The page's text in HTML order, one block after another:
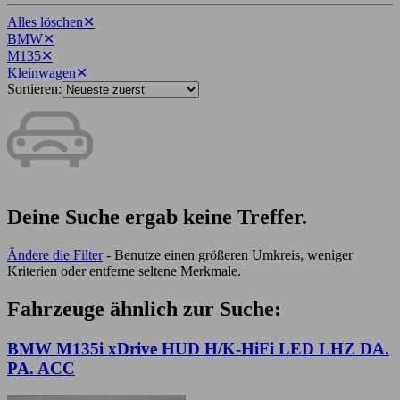
Alles löschen✕
BMW✕
M135✕
Kleinwagen✕
Sortieren:
Deine Suche ergab keine Treffer.
Ändere die Filter- Benutze einen größeren Umkreis, weniger
Kriterien oder entferne seltene Merkmale.
Fahrzeuge ähnlich zur Suche:
BMW M135i xDrive HUD H/K-HiFi LED LHZ DA.
PA. ACC